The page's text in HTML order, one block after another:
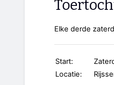
Elke derde
Start:
Locatie: